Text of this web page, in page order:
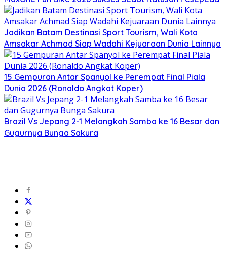
Jadikan Batam Destinasi Sport Tourism, Wali Kota
Amsakar Achmad Siap Wadahi Kejuaraan Dunia Lainnya
15 Gempuran Antar Spanyol ke Perempat Final Piala
Dunia 2026 (Ronaldo Angkat Koper)
Brazil Vs Jepang 2-1 Melangkah Samba ke 16 Besar dan
Gugurnya Bunga Sakura